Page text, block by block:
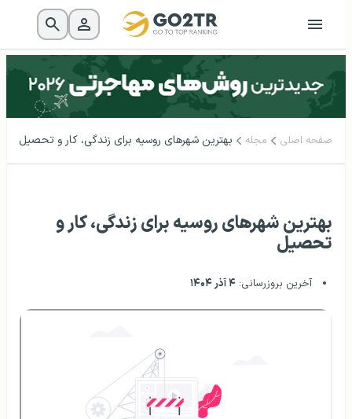
صفحه اصلی مجله بهترین شهرهای روسیه برای زندگی، کار و تحصیل
بهترین شهرهای روسیه برای زندگی، کار و
تحصیل
آخرین بروزرسانی: ۴ آذر ۱۴۰۴